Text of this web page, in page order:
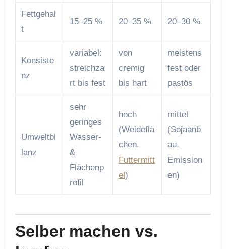
Fettgehal
t
15–25 % 20–35 % 20–30 %
Konsiste
nz
variabel:
streichza
rt bis fest
von
cremig
bis hart
meistens
fest oder
pastös
Umweltbi
lanz
sehr
geringes
Wasser-
&
Flächenp
rofil
hoch
(Weideflä
chen,
Futtermitt
el)
mittel
(Sojaanb
au,
Emission
en)
Selber machen vs.